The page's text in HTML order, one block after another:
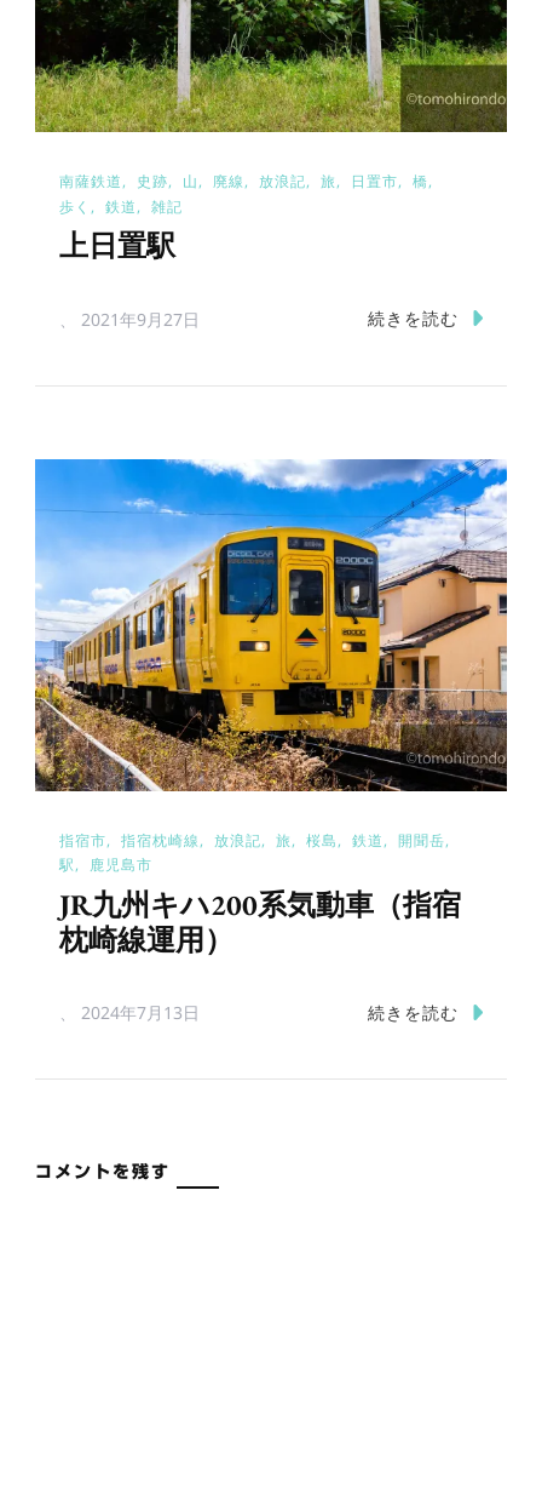
南薩鉄道 史跡 山 廃線 放浪記 旅 日置市
橋
歩く
鉄道 雑記
上日置駅
2021年9月27日 続きを読む
指宿市 指宿枕崎線 放浪記 旅 桜島 鉄道
開聞岳
駅
鹿児島市
JR九州キハ200系気動車（指宿
枕崎線運用）
、 2024年7月13日 続きを読む
コメントを残す